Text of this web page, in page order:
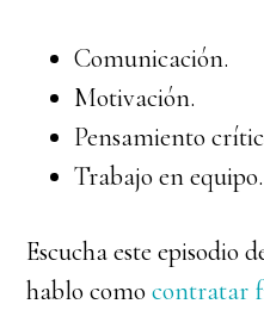
Comunicación.
Motivación.
Pensamiento
Trabajo en equipo.
Escucha este episodio
hablo comocontratar